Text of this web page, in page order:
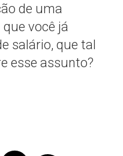
de uma
você já
salário, que tal
esse assunto?